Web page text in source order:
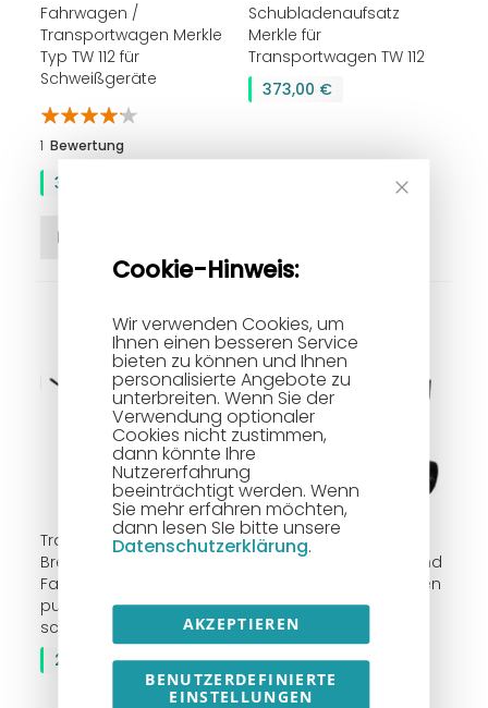
Cookie-Hinweis:
Wir verwenden Cookies, um
Ihnen einen besseren Service
bieten zu können und Ihnen
personalisierte Angebote zu
unterbreiten. Wenn Sie der
Verwendung optionaler
Cookies nicht zustimmen,
dann könnte Ihre
Nutzererfahrung
beeinträchtigt werden. Wenn
Sie mehr erfahren möchten,
dann lesen SIe bitte unsere
Datenschutzerklärung.
AKZEPTIEREN
BENUTZERDEFINIERTE
EINSTELLUNGEN
Fahrwagen /
Transportwagen Merkle
Typ TW 112 für
Schweißgeräte
Bewertung:
80%
1Bewertung
390,00 €
In den Warenkorb
Schubladenaufsatz
Merkle für
Transportwagen TW 112
373,00 €
Transportbügel inkl.
Brenneraufhängung für
Fahrwagen Typ TW 112,
pulverbeschichtet,
schwarz-matt
211,90 €
Transportwagen Typ
MobiDrive II für kleine und
mittlere Schweißanlagen
inkl. Gasflaschen-
Halterung, Kette und
Ablageblech, schwarz
185,00 €